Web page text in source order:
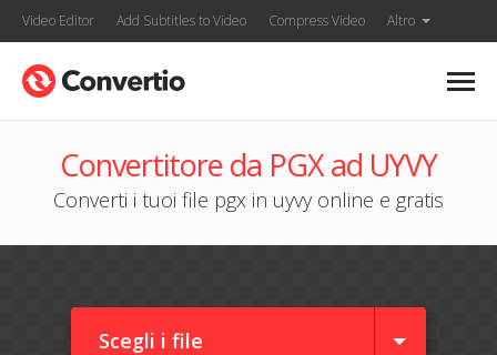
Video Editor Add Subtitles to Video Compress Video Altro
Convertitore da PGX ad UYVY
Converti i tuoi file pgx in uyvy online e gratis
Scegli i file